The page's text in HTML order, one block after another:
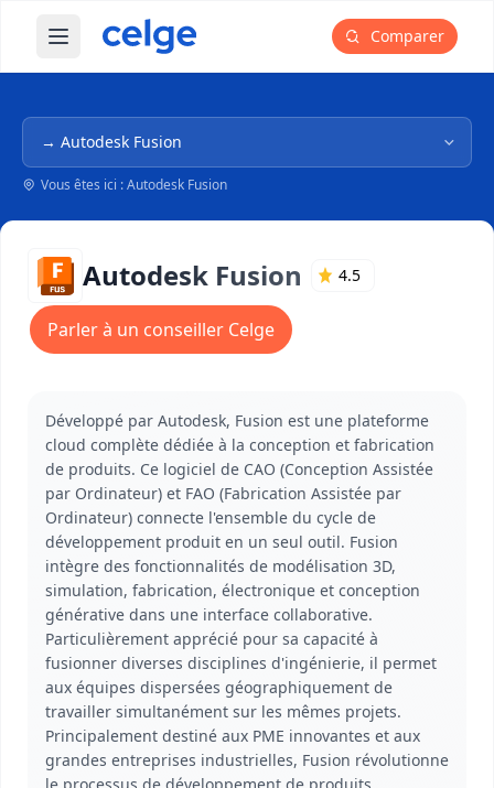
Ouvrir le menu principal Comparer
Navigation dans l'arborescence
Vous êtes ici : Autodesk Fusion
Autodesk Fusion 4.5
Parler à un conseiller Celge
Développé par Autodesk, Fusion est une plateforme
cloud complète dédiée à la conception et fabrication
de produits. Ce logiciel de CAO (Conception Assistée
par Ordinateur) et FAO (Fabrication Assistée par
Ordinateur) connecte l'ensemble du cycle de
développement produit en un seul outil. Fusion
intègre des fonctionnalités de modélisation 3D,
simulation, fabrication, électronique et conception
générative dans une interface collaborative.
Particulièrement apprécié pour sa capacité à
fusionner diverses disciplines d'ingénierie, il permet
aux équipes dispersées géographiquement de
travailler simultanément sur les mêmes projets.
Principalement destiné aux PME innovantes et aux
grandes entreprises industrielles, Fusion révolutionne